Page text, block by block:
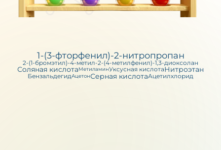
1-(3-фторфенил)-2-нитропропан
2-(1-бромэтил)-4-метил-2-(4-метилфенил)-1,3-диоксолан
Соляная кислотаМетиламинУксусная кислотаНитроэтан
БензальдегидАцетонСерная кислотаАцетилхлорид